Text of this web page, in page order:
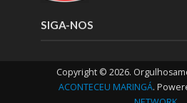
SIGA-NOS
Copyright © 2026.
ACONTECEU MARINGÁ.